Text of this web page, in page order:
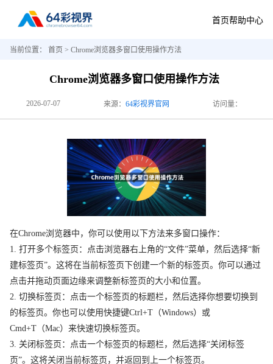
首页帮助中心
当前位置： 首页 > Chrome浏览器多窗口使用操作方法
Chrome浏览器多窗口使用操作方法
2026-07-07 来源： 64彩视界官网 访问量：
在Chrome浏览器中，你可以使用以下方法来多窗口操作：
1. 打开多个标签页：点击浏览器右上角的“文件”菜单，然后选择“新
建标签页”。这将在当前标签页下创建一个新的标签页。你可以通过
点击并拖动页面边缘来调整新标签页的大小和位置。
2. 切换标签页：点击一个标签页的标题栏，然后选择你想要切换到
的标签页。你也可以使用快捷键Ctrl+T（Windows）或
Cmd+T（Mac）来快速切换标签页。
3. 关闭标签页：点击一个标签页的标题栏，然后选择“关闭标签
页”。这将关闭当前标签页，并返回到上一个标签页。